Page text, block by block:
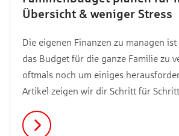
Übersicht & weniger Stress
Die eigenen Finanzen zu managen
das Budget für die ganze Familie zu
oftmals noch um einiges
Artikel zeigen wir dir Schritt für
auf alle Überraschungen des Lebens